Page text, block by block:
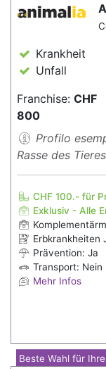
Krankheit
Unfall
Franchise: CHF
800
Profilo
Rasse des
CHF 100.- für
Exklusiv - Alle
Erbkrankheiten
Prävention: Ja
Transport: Nein
Mehr Infos
Beste Wahl für